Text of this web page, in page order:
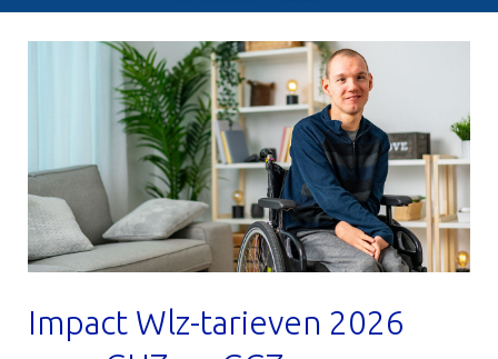
Impact Wlz-tarieven 2026